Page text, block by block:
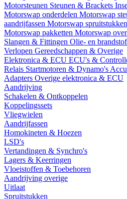
Motorsteunen Steunen & Brackets
Motorswap onderdelen Motorswap
aandrijfassen Motorswap spruitstukken
Motorswap pakketten Motorswap
Slangen & Fittingen Olie- en
Verlopen Gereedschappen & Overige
Elektronica & ECU ECU's &
Relais Startmotoren & Dynamo's
Adapters Overige elektronica & ECU
Aandrijving
Schakelen & Ontkoppelen
Koppelingssets
Vliegwielen
Aandrijfassen
Homokineten & Hoezen
LSD's
Vertandingen & Synchro's
Lagers & Keerringen
Vloeistoffen & Toebehoren
Aandrijving overige
Uitlaat
Spruitstukken